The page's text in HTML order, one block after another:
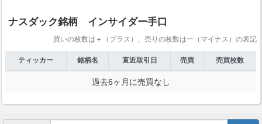
ナスダック銘柄 インサイダー手口
買いの枚数は＋（プラス）、売りの枚数はー（マイナス）の表記
ティッカー 銘柄名 直近取引日 売買 売買枚数
過去6ヶ月に売買なし